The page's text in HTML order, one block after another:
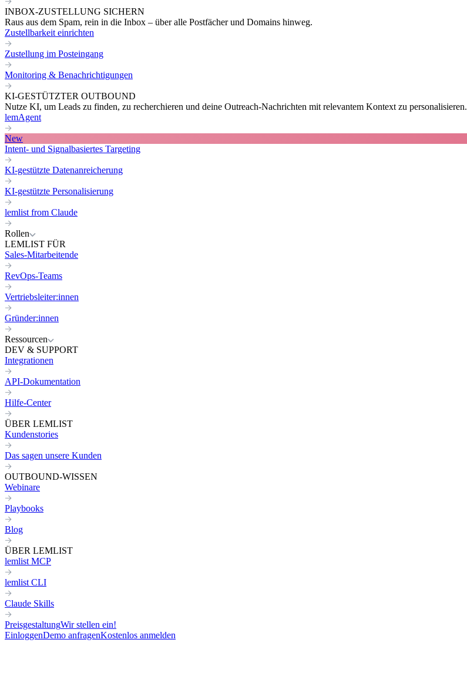
INBOX-ZUSTELLUNG SICHERN
Raus aus dem Spam, rein in die Inbox – über alle Postfächer und Domains hinweg.
Zustellbarkeit einrichten
Zustellung im Posteingang
Monitoring & Benachrichtigungen
KI-GESTÜTZTER OUTBOUND
Nutze KI, um Leads zu finden, zu recherchieren und deine Outreach-Nachrichten mit relevantem Kontext zu personalisieren.
lemAgent
New
Intent- und Signalbasiertes Targeting
KI-gestützte Datenanreicherung
KI-gestützte Personalisierung
lemlist from Claude
Rollen
LEMLIST FÜR
Sales-Mitarbeitende
RevOps-Teams
Vertriebsleiter:innen
Gründer:innen
Ressourcen
DEV & SUPPORT
Integrationen
API-Dokumentation
Hilfe-Center
ÜBER LEMLIST
Kundenstories
Das sagen unsere Kunden
OUTBOUND-WISSEN
Webinare
Playbooks
Blog
ÜBER LEMLIST
lemlist MCP
lemlist CLI
Claude Skills
PreisgestaltungWir stellen ein!
EinloggenDemo anfragenKostenlos anmelden